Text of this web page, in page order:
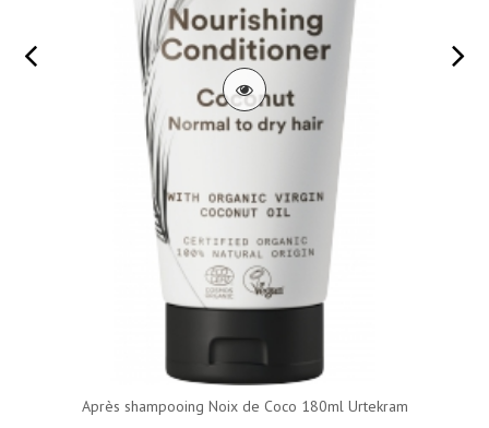
Après shampooing Noix de Coco 180ml Urtekram